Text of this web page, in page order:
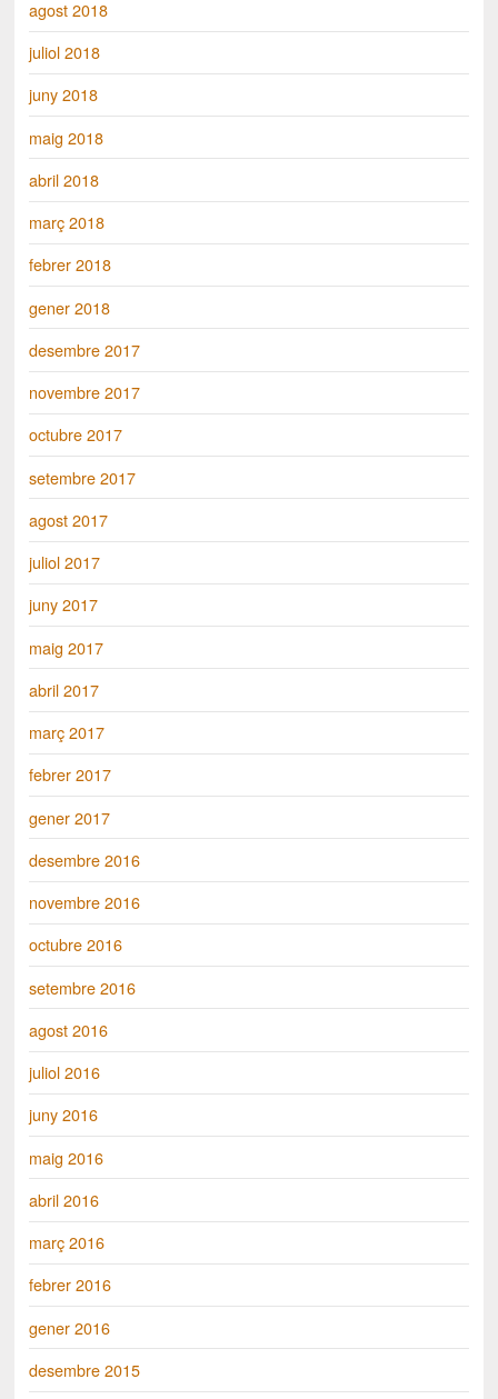
agost 2018
juliol 2018
juny 2018
maig 2018
abril 2018
març 2018
febrer 2018
gener 2018
desembre 2017
novembre 2017
octubre 2017
setembre 2017
agost 2017
juliol 2017
juny 2017
maig 2017
abril 2017
març 2017
febrer 2017
gener 2017
desembre 2016
novembre 2016
octubre 2016
setembre 2016
agost 2016
juliol 2016
juny 2016
maig 2016
abril 2016
març 2016
febrer 2016
gener 2016
desembre 2015